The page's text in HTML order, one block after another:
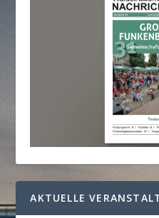
AKTUELLE